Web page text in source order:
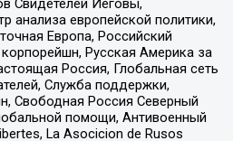
Свидетелей Иеговы,
анализа европейской политики,
Европа, Российский
Русская Америка за
Россия, Глобальная сеть
Служба поддержки,
Свободная Россия Северный
помощи, Антивоенный
La Asocicion de Rusos